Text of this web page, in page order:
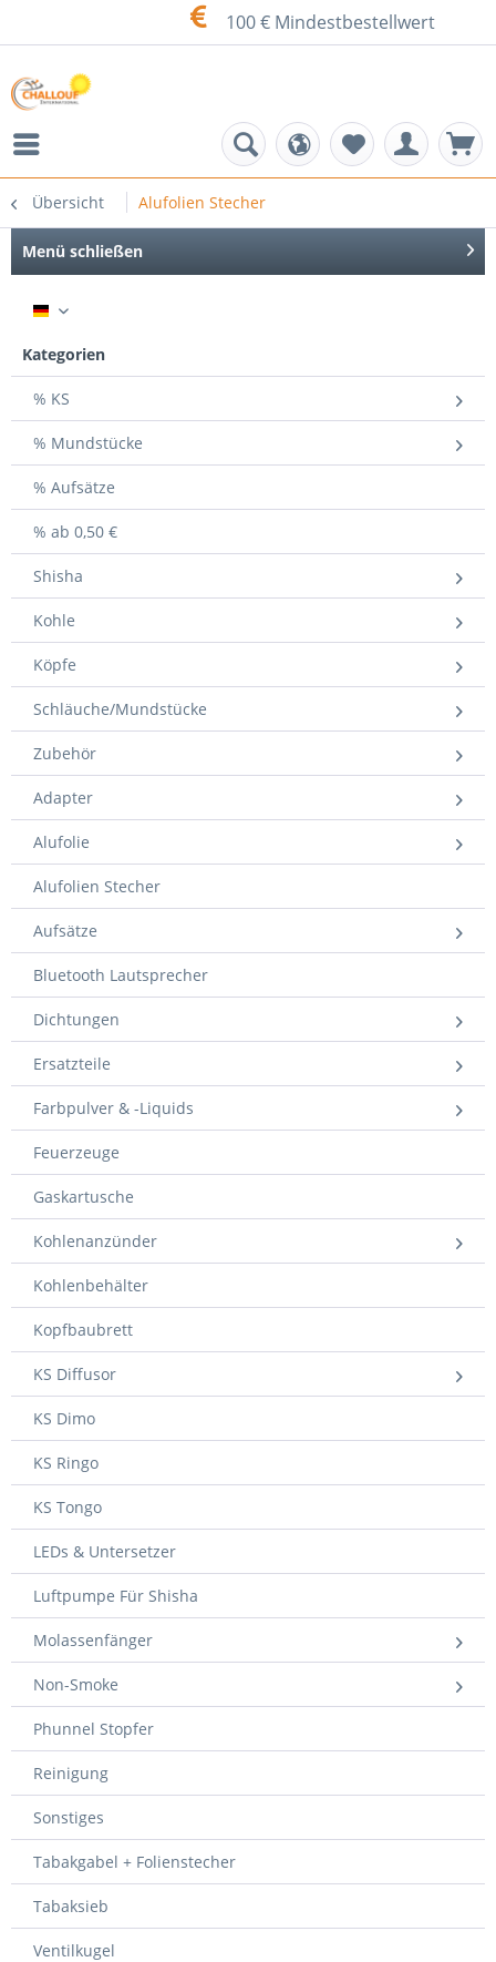
100 € Mindestbestellwert
Übersicht Alufolien Stecher
Menü schließen
DE
Kategorien
% KS
% Mundstücke
% Aufsätze
% ab 0,50 €
Shisha
Kohle
Köpfe
Schläuche/Mundstücke
Zubehör
Adapter
Alufolie
Alufolien Stecher
Aufsätze
Bluetooth Lautsprecher
Dichtungen
Ersatzteile
Farbpulver & -Liquids
Feuerzeuge
Gaskartusche
Kohlenanzünder
Kohlenbehälter
Kopfbaubrett
KS Diffusor
KS Dimo
KS Ringo
KS Tongo
LEDs & Untersetzer
Luftpumpe Für Shisha
Molassenfänger
Non-Smoke
Phunnel Stopfer
Reinigung
Sonstiges
Tabakgabel + Folienstecher
Tabaksieb
Ventilkugel